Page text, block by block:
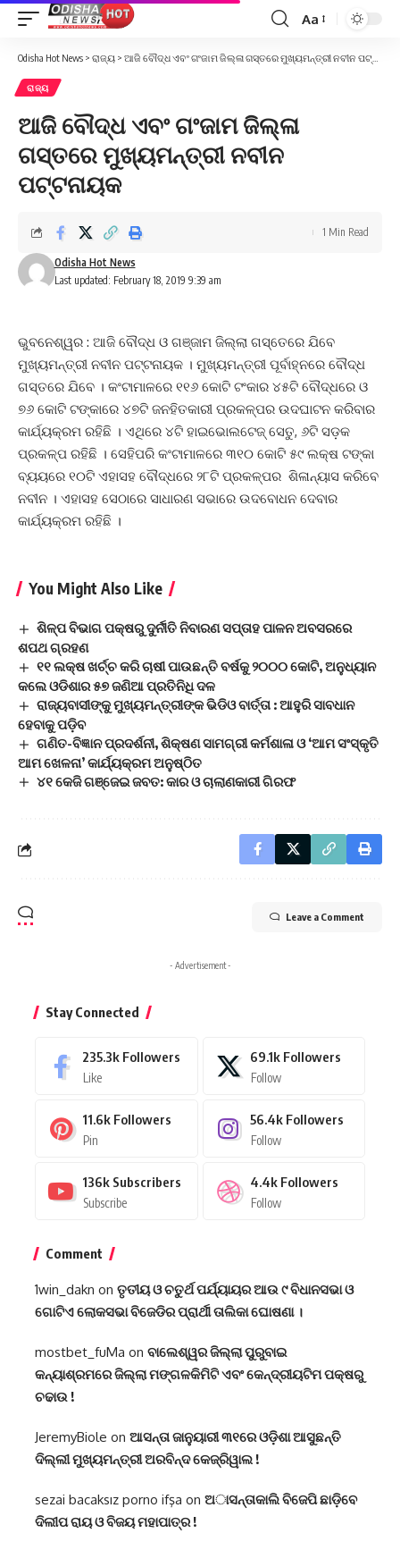
Font
Resizer
Aa
Odisha Hot News > ରାଜ୍ୟ > ଆଜି ବୌଦ୍ଧ ଏବଂ ଗଂଜାମ ଜିଲ୍ଳା ଗସ୍ତରେ ମୁଖ୍ୟମନ୍ତ୍ରୀ ନବୀନ ପଟ୍ଟନାୟକ
ରାଜ୍ୟ
ଆଜି ବୌଦ୍ଧ ଏବଂ ଗଂଜାମ ଜିଲ୍ଳା
ଗସ୍ତରେ ମୁଖ୍ୟମନ୍ତ୍ରୀ ନବୀନ
ପଟ୍ଟନାୟକ
Last updated: February 18, 2019 9:39 am
Odisha Hot News
1 Min Read
ଭୁବନେଶ୍ୱର : ଆଜି ବୌଦ୍ଧ ଓ ଗଞ୍ଜାମ ଜିଲ୍ଲା ଗସ୍ତେରେ ଯିବେ
ମୁଖ୍ୟମନ୍ତ୍ରୀ ନବୀନ ପଟ୍ଟନାୟକ । ମୁଖ୍ୟମନ୍ତ୍ରୀ ପୂର୍ବାହ୍ନରେ ବୌଦ୍ଧ
ଗସ୍ତରେ ଯିବେ । କଂଟାମାଳରେ ୧୧୬ କୋଟି ଟଂକାର ୪୫ଟି ବୌଦ୍ଧରେ ଓ
୭୬ କୋଟି ଟଙ୍କାରେ ୪୭ଟି ଜନହିତକାରୀ ପ୍ରକଳ୍ପର ଉଦଘାଟନ କରିବାର
କାର୍ଯ୍ୟକ୍ରମ ରହିଛି । ଏଥିରେ ୪ଟି ହାଇଭୋଲଟେଜ୍ ସେତୁ, ୬ଟି ସଡ଼କ
ପ୍ରକଳ୍ପ ରହିଛି । ସେହିପରି କଂଟାମାଳରେ ୩୧୦ କୋଟି ୫୯ ଲକ୍ଷ ଟଙ୍କା
ବ୍ୟୟରେ ୧୦ଟି ଏହାସହ ବୌଦ୍ଧରେ ୨୮ଟି ପ୍ରକଳ୍ପର ଶିଳାନ୍ୟାସ କରିବେ
ନବୀନ । ଏହାସହ ସେଠାରେ ସାଧାରଣ ସଭାରେ ଉଦବୋଧନ ଦେବାର
କାର୍ଯ୍ୟକ୍ରମ ରହିଛି ।
You Might Also Like
ଶିଳ୍ପ ବିଭାଗ ପକ୍ଷରୁ ଦୁର୍ନୀତି ନିବାରଣ ସପ୍ତାହ ପାଳନ ଅବସରରେ
ଶପଥ ଗ୍ରହଣ
୧୧ ଲକ୍ଷ ଖର୍ଚ୍ଚ କରି ଚାଷୀ ପାଉଛନ୍ତି ବର୍ଷକୁ ୨୦୦୦ କୋଟି, ଅନୁଧ୍ୟାନ
କଲେ ଓଡିଶାର ୫୭ ଜଣିଆ ପ୍ରତିନିଧି ଦଳ
ରାଜ୍ୟବାସୀଙ୍କୁ ମୁଖ୍ୟମନ୍ତ୍ରୀଙ୍କ ଭିଡିଓ ବାର୍ତ୍ତା : ଆହୁରି ସାବଧାନ
ହେବାକୁ ପଡ଼ିବ
ଗଣିତ-ବିଜ୍ଞାନ ପ୍ରଦର୍ଶନୀ, ଶିକ୍ଷଣ ସାମଗ୍ରୀ କର୍ମଶାଳା ଓ ‘ଆମ ସଂସ୍କୃତି
ଆମ ଖେଳନା’ କାର୍ଯ୍ୟକ୍ରମ ଅନୁଷ୍ଠିତ
୪୧ କେଜି ଗଞ୍ଜେଇ ଜବତ: କାର ଓ ଚାଲାଣକାରୀ ଗିରଫ
Leave a Comment
- Advertisement -
Stay Connected
235.3k Followers
Like
69.1k Followers
Follow
11.6k Followers
Pin
56.4k Followers
Follow
136k Subscribers
Subscribe
4.4k Followers
Follow
Comment
1win_dakn on ତୃତୀୟ ଓ ଚତୁର୍ଥ ପର୍ଯ୍ୟାୟର ଆଉ ୯ ବିଧାନସଭା ଓ
ଗୋଟିଏ ଲୋକସଭା ବିଜେଡିର ପ୍ରାର୍ଥୀ ତାଲିକା ଘୋଷଣା ।
mostbet_fuMa on ବାଲେଶ୍ୱର ଜିଲ୍ଲା ପୁରୁବାଇ
କନ୍ୟାଶ୍ରମରେ ଜିଲ୍ଲା ମଙ୍ଗଳକିମିଟି ଏବଂ କେନ୍ଦ୍ରୀୟଟିମ ପକ୍ଷରୁ
ଚଢାଉ !
JeremyBiole on ଆସନ୍ତା ଜାନୁୟାରୀ ୩୧ରେ ଓଡ଼ିଶା ଆସୁଛନ୍ତି
ଦିଲ୍ଲୀ ମୁଖ୍ୟମନ୍ତ୍ରୀ ଅରବିନ୍ଦ କେଜ୍ରିୱାଲ !
sezai bacaksız porno ifşa on ଅାସନ୍ତାକାଲି ବିଜେପି ଛାଡ଼ିବେ
ଦିଲୀପ ରାୟ ଓ ବିଜୟ ମହାପାତ୍ର !